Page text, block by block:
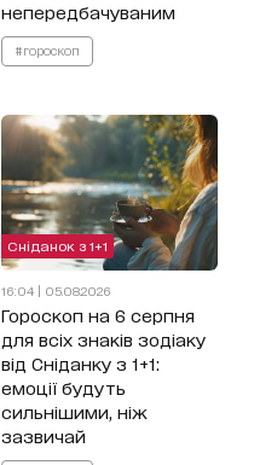
непередбачуваним
#гороскоп
Сніданок з 1+1
16:04 | 05.08.2026
Гороскоп на 6 серпня
для всіх знаків зодіаку
від Сніданку з 1+1:
емоції будуть
сильнішими, ніж
зазвичай